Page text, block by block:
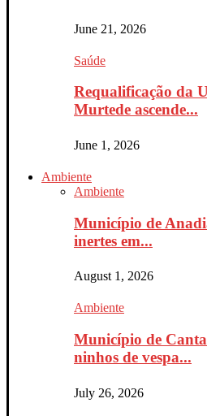
June 21, 2026
Saúde
Requalificação da
Murtede ascende...
June 1, 2026
Ambiente
Ambiente
Município de
inertes em...
August 1, 2026
Ambiente
Município de
ninhos de vespa...
July 26, 2026